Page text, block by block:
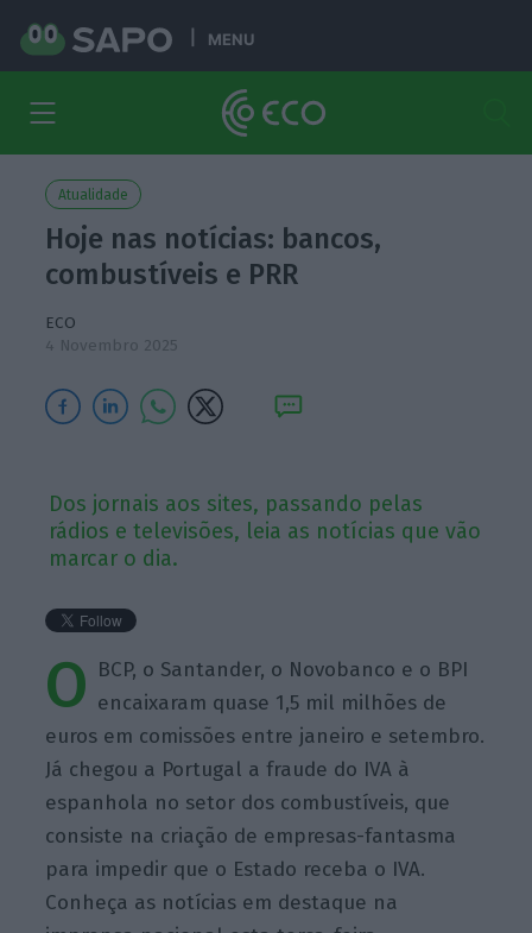
MENU
Atualidade
Hoje nas notícias: bancos,
combustíveis e PRR
ECO
4 Novembro 2025
Dos jornais aos sites, passando pelas
rádios e televisões, leia as notícias que vão
marcar o dia.
O BCP, o Santander, o Novobanco e o BPI
encaixaram quase 1,5 mil milhões de
euros em comissões entre janeiro e setembro.
Já chegou a Portugal a fraude do IVA à
espanhola no setor dos combustíveis, que
consiste na criação de empresas-fantasma
para impedir que o Estado receba o IVA.
Conheça as notícias em destaque na